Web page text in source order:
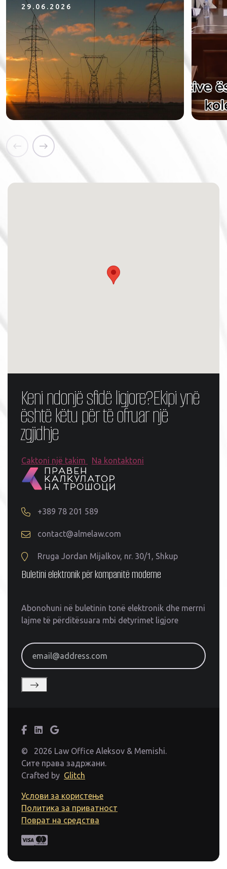
29.06.2026
Keni ndonjë sfidë ligjore?Ekipi ynë
është këtu për të ofruar një
zgjidhje
Caktoni një takim Na kontaktoni
+389 78 201 589
contact@almelaw.com
Rruga Jordan Mijalkov, nr. 30/1, Shkup
Buletini elektronik për kompanitë moderne
Abonohuni në buletinin tonë elektronik dhe merrni
lajme të përditësuara mbi detyrimet ligjore
email@address.com
©
2026 Law Office Aleksov & Memishi.
Сите права задржани.
Crafted by Glitch
Услови за користење
Политика за приватност
Поврат на средства